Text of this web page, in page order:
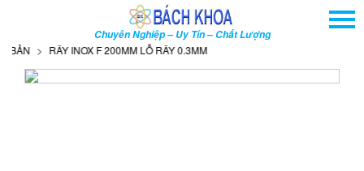
Chuyên Nghiệp – Uy Tín – Chất Lượng
GIỚI THIỆU
SẢN PHẨM
RÂY INOX F 200MM LỖ RÂY 0.3MM